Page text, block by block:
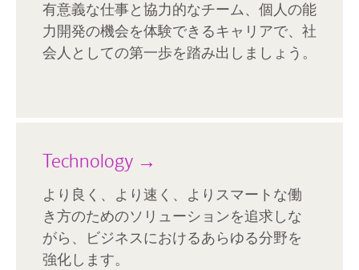
有意義な仕事と協力的なチーム、個人の能
力開発の機会を体験できるキャリアで、社
会人としての第一歩を踏み出しましょう。
Technology →
より良く、より速く、よりスマートな働
き方のためのソリューションを追求しな
がら、ビジネスにおけるあらゆる分野を
強化します。